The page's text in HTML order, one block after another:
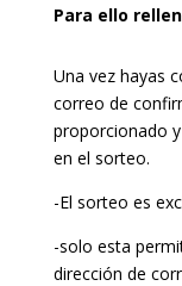
Para ello
Una vez hayas
correo de
proporcionado
en el sorteo.
-El sorteo es
-solo esta
dirección de